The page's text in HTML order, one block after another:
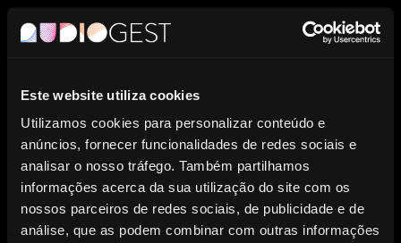
Este website utiliza cookies
Utilizamos cookies para personalizar conteúdo e
anúncios, fornecer funcionalidades de redes sociais e
analisar o nosso tráfego. Também partilhamos
informações acerca da sua utilização do site com os
nossos parceiros de redes sociais, de publicidade e de
análise, que as podem combinar com outras informações
PT
Entidade de Gestão Coletiva de
Direitos dos Produtores
Fonográficos.